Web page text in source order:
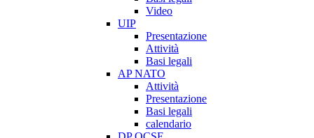
Video
UIP
Presentazione
Attività
Basi legali
AP NATO
Attività
Presentazione
Basi legali
calendario